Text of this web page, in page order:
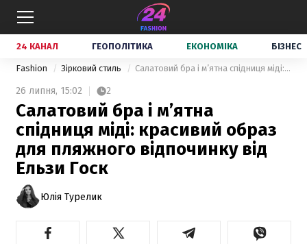
24 КАНАЛ ГЕОПОЛІТИКА ЕКОНОМІКА БІЗНЕС
Fashion Зірковий стиль Салатовий бра і м’ятна спідниця міді: красивий образ для пляжного відпочинку від Ельзи Госк
26 липня, 15:02 2
Салатовий бра і м’ятна
спідниця міді: красивий образ
для пляжного відпочинку від
Ельзи Госк
Юлія Турелик